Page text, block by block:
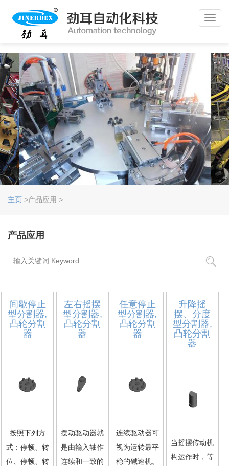
主页 >产品应用 >
产品应用
间歇停止
型分割器,
凸轮分割
器
按照下列方
式：停顿、转
位、停顿、转
左右摇摆
型分割器,
凸轮分割
器
摆动驱动器就
是由输入轴作
连续和一致的
任意停止
型分割器,
凸轮分割
器
连续驱动器可
视为运转最平
稳的碱速机。
升降摇
摆、分度
型分割器,
凸轮分割
器
当摇摆传动机
构运作时，等